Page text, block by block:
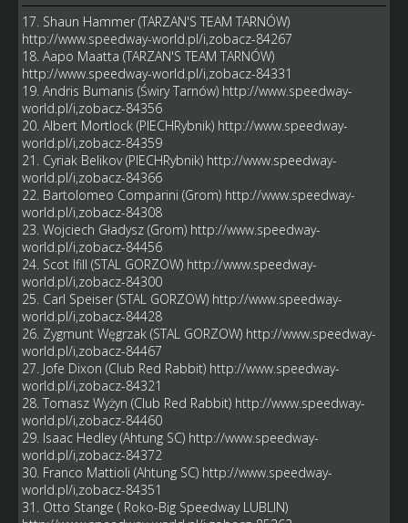
17. Shaun Hammer (TARZAN'S TEAM TARNÓW)
http://www.speedway-world.pl/i,zobacz-84267
18. Aapo Maatta (TARZAN'S TEAM TARNÓW)
http://www.speedway-world.pl/i,zobacz-84331
19. Andris Bumanis (Świry Tarnów) http://www.speedway-
world.pl/i,zobacz-84356
20. Albert Mortlock (PIECHRybnik) http://www.speedway-
world.pl/i,zobacz-84359
21. Cyriak Belikov (PIECHRybnik) http://www.speedway-
world.pl/i,zobacz-84366
22. Bartolomeo Comparini (Grom) http://www.speedway-
world.pl/i,zobacz-84308
23. Wojciech Gładysz (Grom) http://www.speedway-
world.pl/i,zobacz-84456
24. Scot Ifill (STAL GORZOW) http://www.speedway-
world.pl/i,zobacz-84300
25. Carl Speiser (STAL GORZOW) http://www.speedway-
world.pl/i,zobacz-84428
26. Zygmunt Węgrzak (STAL GORZOW) http://www.speedway-
world.pl/i,zobacz-84467
27. Jofe Dixon (Club Red Rabbit) http://www.speedway-
world.pl/i,zobacz-84321
28. Tomasz Wyżyn (Club Red Rabbit) http://www.speedway-
world.pl/i,zobacz-84460
29. Isaac Hedley (Ahtung SC) http://www.speedway-
world.pl/i,zobacz-84372
30. Franco Mattioli (Ahtung SC) http://www.speedway-
world.pl/i,zobacz-84351
31. Otto Stange ( Roko-Big Speedway LUBLIN)